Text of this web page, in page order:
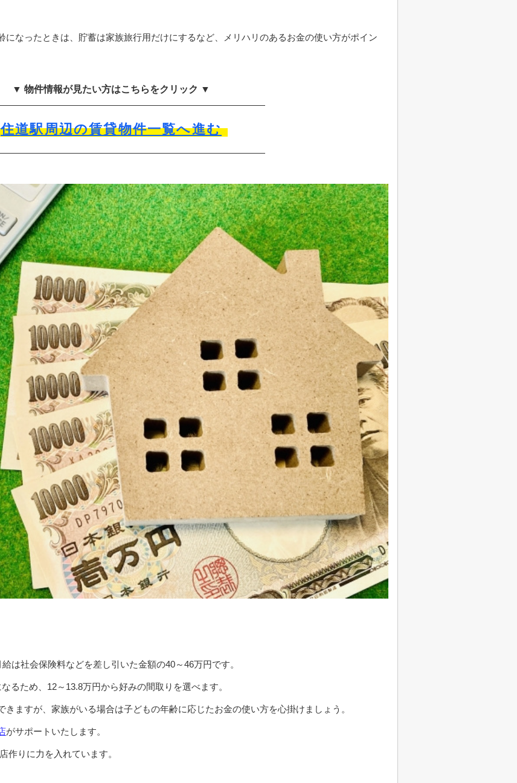
になったときは、貯蓄は家族旅行用だけにするなど、メリハリのあるお金の使い方がポイン
▼ 物件情報が見たい方はこちらをクリック ▼
住道駅周辺の賃貸物件一覧へ進む
は社会保険料などを差し引いた金額の40～46万円です。
るため、12～13.8万円から好みの間取りを選べます。
ますが、家族がいる場合は子どもの年齢に応じたお金の使い方を心掛けましょう。
がサポートいたします。
作りに力を入れています。